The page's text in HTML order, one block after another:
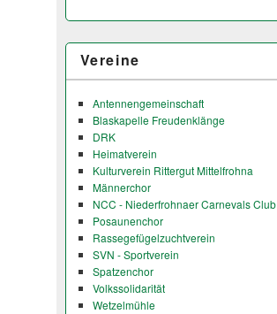
Vereine
Antennengemeinschaft
Blaskapelle Freudenklänge
DRK
Heimatverein
Kulturverein Rittergut Mittelfrohna
Männerchor
NCC - Niederfrohnaer Carnevals Club
Posaunenchor
Rassegefügelzuchtverein
SVN - Sportverein
Spatzenchor
Volkssolidarität
Wetzelmühle